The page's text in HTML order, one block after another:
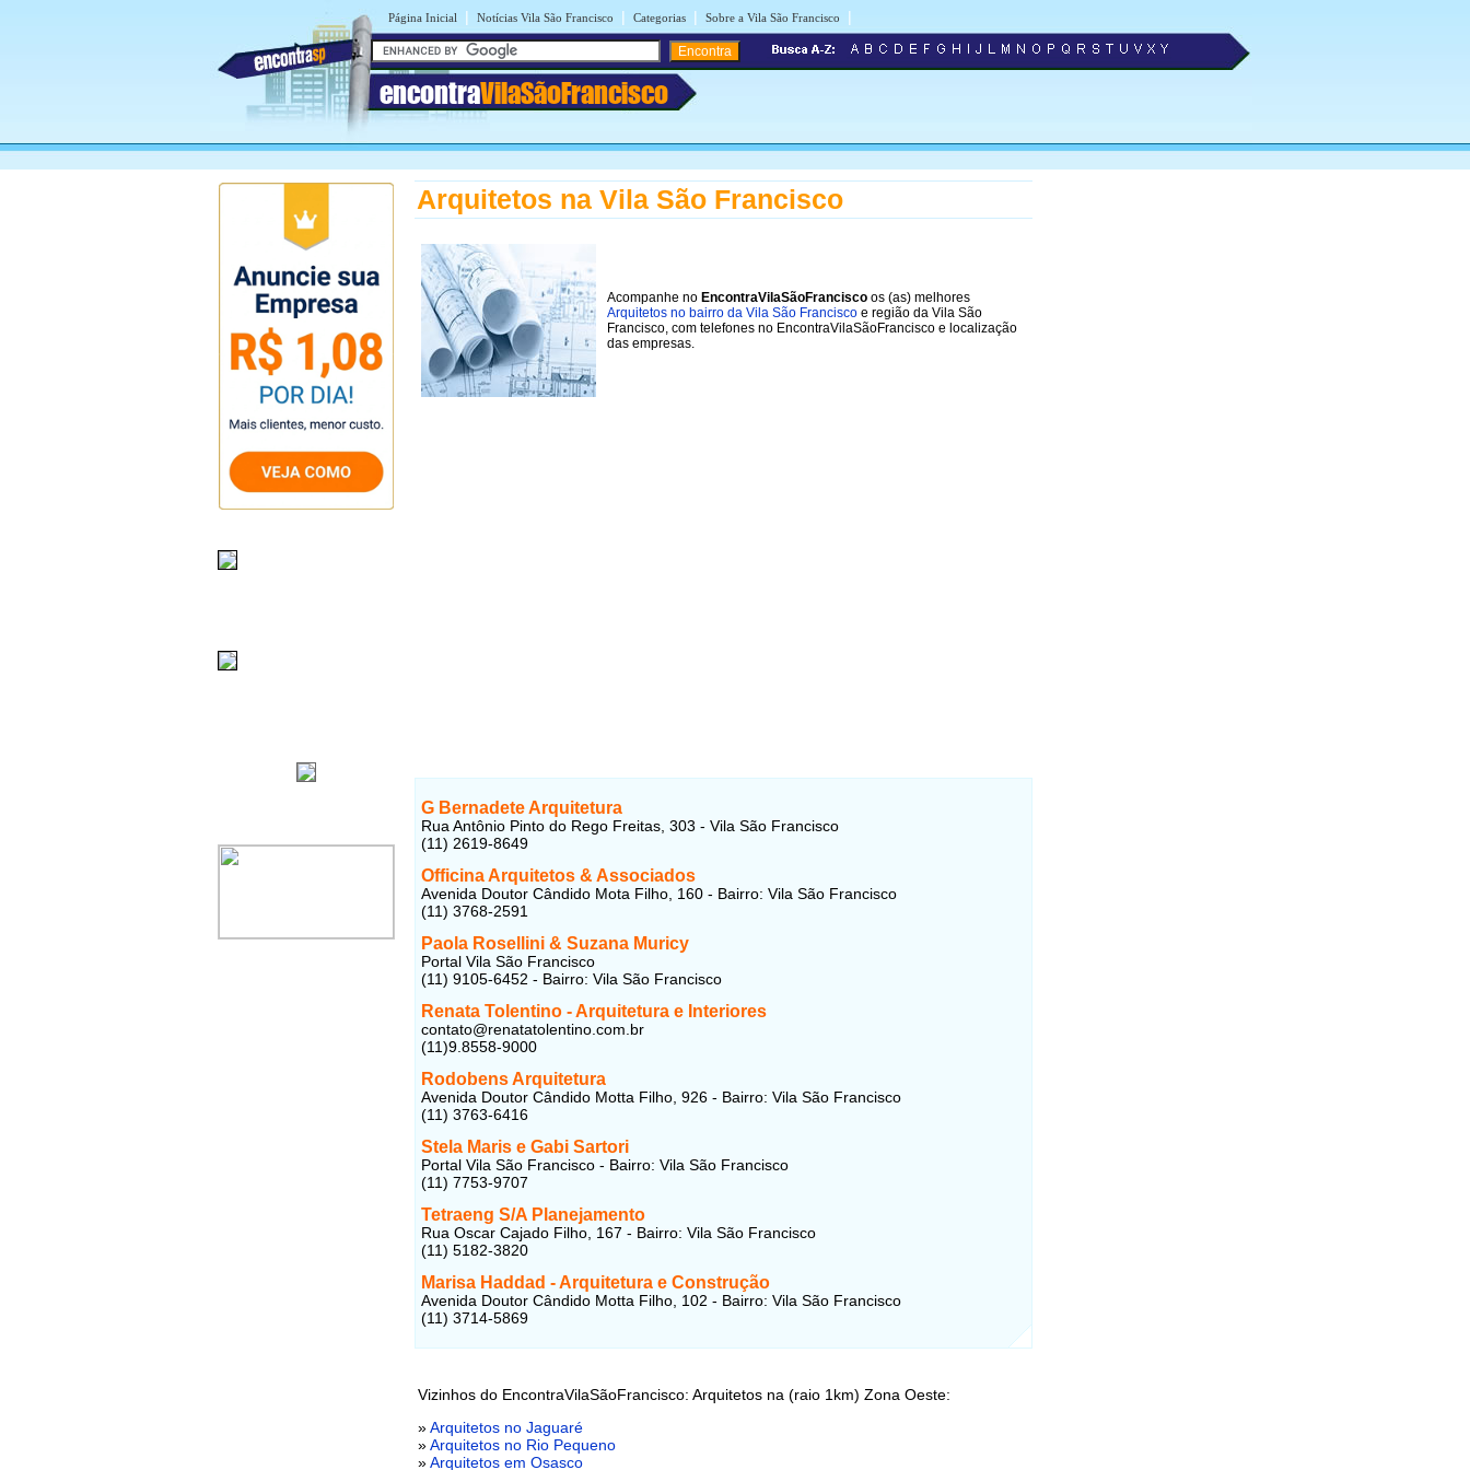
Página Inicial | Notícias Vila São Francisco | Categorias | Sobre a Vila São Francisco |
encontraVilaSãoFrancisco
Arquitetos na Vila São Francisco
Acompanhe no EncontraVilaSãoFrancisco os (as) melhores
Arquitetos no bairro da Vila São Francisco e região da Vila São
Francisco, com telefones no EncontraVilaSãoFrancisco e localização
das empresas.
G Bernadete Arquitetura
Rua Antônio Pinto do Rego Freitas, 303 - Vila São Francisco
(11) 2619-8649
Officina Arquitetos & Associados
Avenida Doutor Cândido Mota Filho, 160 - Bairro: Vila São Francisco
(11) 3768-2591
Paola Rosellini & Suzana Muricy
Portal Vila São Francisco
(11) 9105-6452 - Bairro: Vila São Francisco
Renata Tolentino - Arquitetura e Interiores
contato@renatatolentino.com.br
(11)9.8558-9000
Rodobens Arquitetura
Avenida Doutor Cândido Motta Filho, 926 - Bairro: Vila São Francisco
(11) 3763-6416
Stela Maris e Gabi Sartori
Portal Vila São Francisco - Bairro: Vila São Francisco
(11) 7753-9707
Tetraeng S/A Planejamento
Rua Oscar Cajado Filho, 167 - Bairro: Vila São Francisco
(11) 5182-3820
Marisa Haddad - Arquitetura e Construção
Avenida Doutor Cândido Motta Filho, 102 - Bairro: Vila São Francisco
(11) 3714-5869
Vizinhos do EncontraVilaSãoFrancisco: Arquitetos na (raio 1km) Zona Oeste:
»Arquitetos no Jaguaré
»Arquitetos no Rio Pequeno
»Arquitetos em Osasco